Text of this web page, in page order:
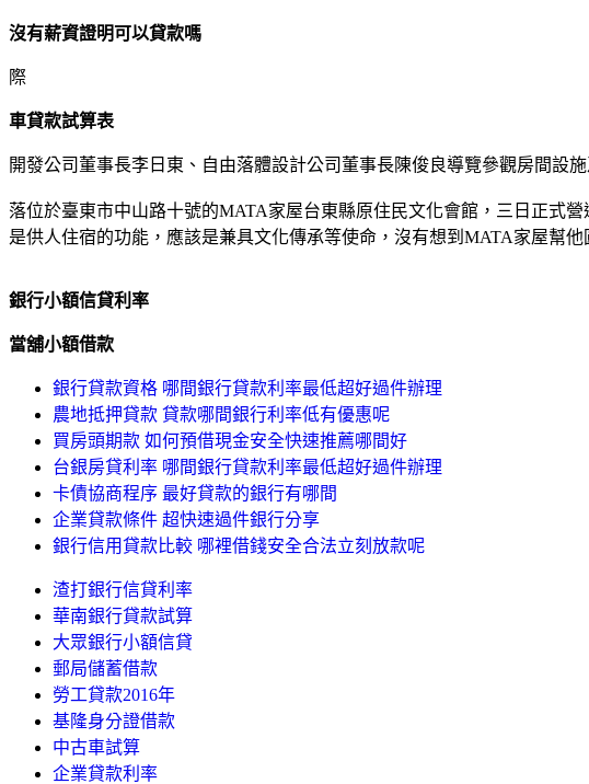
沒有薪資證明可以貸款嗎
際
車貸款試算表
開發公司董事長李日東、自由落體設計公司董事長陳俊良導覽參觀房間設
落位於臺東市中山路十號的MATA家屋台東縣原住民文化會館，三日正式
是供人住宿的功能，應該是兼具文化傳承等使命，沒有想到MATA家屋幫
銀行小額信貸利率
當舖小額借款
銀行貸款資格 哪間銀行貸款利率最低超好過件辦理
農地抵押貸款 貸款哪間銀行利率低有優惠呢
買房頭期款 如何預借現金安全快速推薦哪間好
台銀房貸利率 哪間銀行貸款利率最低超好過件辦理
卡債協商程序 最好貸款的銀行有哪間
企業貸款條件 超快速過件銀行分享
銀行信用貸款比較 哪裡借錢安全合法立刻放款呢
渣打銀行信貸利率
華南銀行貸款試算
大眾銀行小額信貸
郵局儲蓄借款
勞工貸款2016年
基隆身分證借款
中古車試算
企業貸款利率